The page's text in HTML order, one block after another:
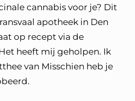
cannabis voor je? Dit
apotheek in Den
op recept via de
heeft mij geholpen. Ik
van Misschien heb je